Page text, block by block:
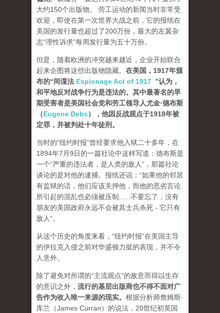
大约150个出版物。 劳工运动的新闻当时非常受
欢迎，即使在第一次世界大战之前，它的报纸在
美国的发行量也超过了200万份，最大的左翼杂
志“理性诉求”每周发行量为五十万份。
但是，随着欧洲的冲突越来越近，企业开始联合
起来企图将这些出版物隐藏。 在美国，1917年颁
布的“间谍法 Espionage Act of 1917 ”认为，
和平地反对战争行为是违法的。其中最著名的早
期受害者是美国社会党和劳工领导人尤金·德布斯
（Eugene Debs），他因反战观点于1918年被
定罪，并被判处十年徒刑。
当时的“纽约时报”曾经要求他入狱二十多年，在
1894年7月9日的一篇社论中这样写道：德布斯是
一个“严重的违法者，是人类的敌人”，那篇社论
谈论的是对他的逮捕。报纸还说：“如果他的邻居
有监狱的话，他们应该关押他，而他的恶劣言论
所引起的混乱也必须被压制......不要忘了，没有
朋友的美国政府永远不会被其士兵杀死 - 它只有
敌人“。
从这个历史的角度来看，“纽约时报”在美国主导
的伊拉克入侵之前对华盛顿力挺的表现，并不令
人意外。
除了避免对所谓的“主流观点”的敌意而得以生存
的意识之外， 流行的基层出版商也不得不面对广
告作为收入唯一来源的现实。 根据分析师詹姆斯·
库兰（James Curran）的说法，20世纪初英国